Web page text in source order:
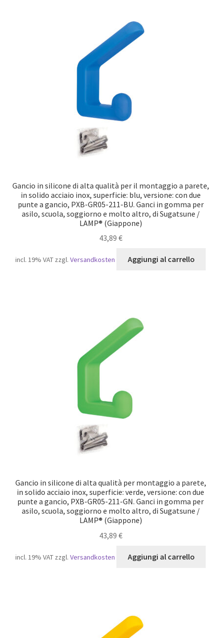
Gancio in silicone di alta qualità per il montaggio a parete,
in solido acciaio inox, superficie: blu, versione: con due
punte a gancio, PXB-GR05-211-BU. Ganci in gomma per
asilo, scuola, soggiorno e molto altro, di Sugatsune /
LAMP® (Giappone)
43,89 €
incl. 19% VAT zzgl. Versandkosten Aggiungi al carrello
Gancio in silicone di alta qualità per montaggio a parete,
in solido acciaio inox, superficie: verde, versione: con due
punte a gancio, PXB-GR05-211-GN. Ganci in gomma per
asilo, scuola, soggiorno e molto altro, di Sugatsune /
LAMP® (Giappone)
43,89 €
incl. 19% VAT zzgl. Versandkosten Aggiungi al carrello